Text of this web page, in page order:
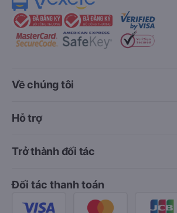
Về chúng tôi
Hỗ trợ
Trở thành đối tác
Đối tác thanh toán